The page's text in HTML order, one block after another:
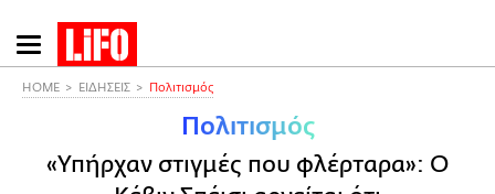
Παράκαμψη
προς
HOME ΕΙΔΗΣΕΙΣ Πολιτισμός
Πολιτισμός
«Υπήρχαν στιγμές που φλέρταρα»: Ο